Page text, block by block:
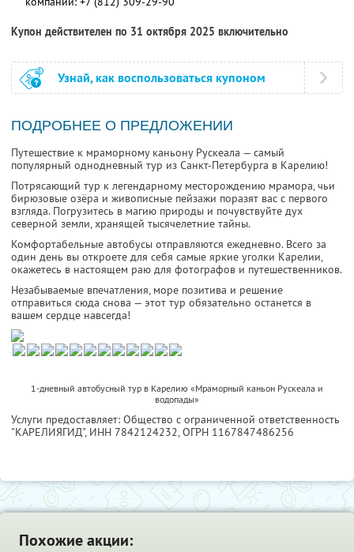
Купон действителен по 31 октября 2025 включительно
Узнай, как воспользоваться купоном
ПОДРОБНЕЕ О ПРЕДЛОЖЕНИИ
Путешествие к мраморному каньону Рускеала — самый
популярный однодневный тур из Санкт-Петербурга в Карелию!
Потрясающий тур к легендарному месторождению мрамора, чьи
бирюзовые озёра и живописные пейзажи поразят вас с первого
взгляда. Погрузитесь в магию природы и почувствуйте дух
северной земли, хранящей тысячелетние тайны.
Комфортабельные автобусы отправляются ежедневно. Всего за
один день вы откроете для себя самые яркие уголки Карелии,
окажетесь в настоящем раю для фотографов и путешественников.
Незабываемые впечатления, море позитива и решение
отправиться сюда снова — этот тур обязательно останется в
вашем сердце навсегда!
1-дневный автобусный тур в Карелию «Мраморный каньон Рускеала и
водопады»
Услуги предоставляет: Общество с ограниченной ответственность
"КАРЕЛИЯГИД", ИНН 7842124232, ОГРН 1167847486256
Похожие акции: